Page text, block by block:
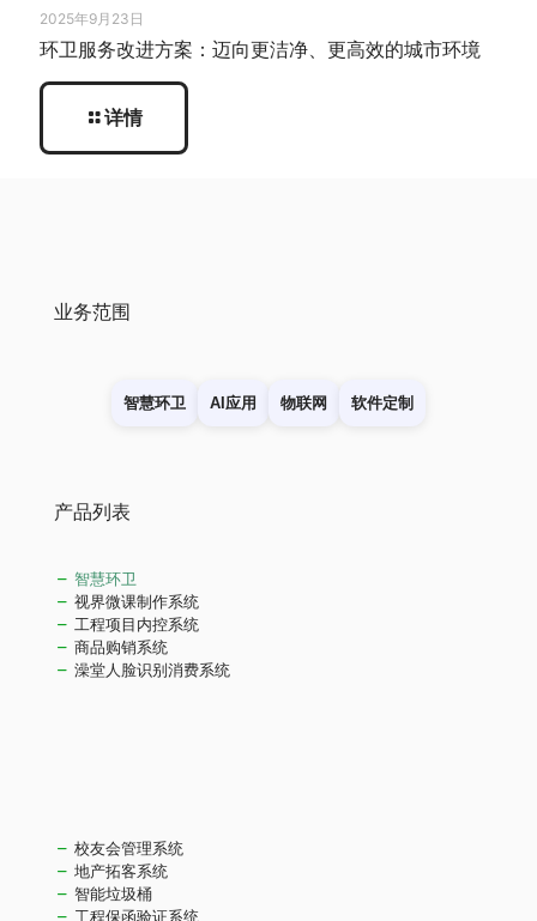
2025年9月23日
环卫服务改进方案：迈向更洁净、更高效的城市环境
详情
业务范围
智慧环卫 AI应用 物联网 软件定制
产品列表
智慧环卫
视界微课制作系统
工程项目内控系统
商品购销系统
澡堂人脸识别消费系统
校友会管理系统
地产拓客系统
智能垃圾桶
工程保函验证系统